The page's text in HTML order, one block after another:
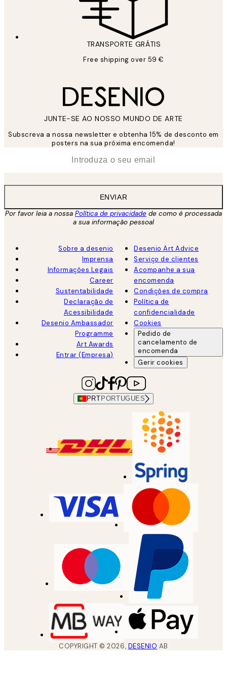
TRANSPORTE GRÁTIS
Free shipping over 59 €
JUNTE-SE AO NOSSO MUNDO DE ARTE
Subscreva a nossa newsletter e obtenha 15% de desconto em
posters na sua próxima encomenda!
ENVIAR
Por favor leia a nossa Política de privacidade de como é processada
a sua informação pessoal
Sobre a desenio
Imprensa
Informações Legais
Career
Sustentabilidade
Declaração de
Acessibilidade
Desenio Ambassador
Programme
Art Awards
Entrar (Empresa)
Desenio Art Advice
Serviço de clientes
Acompanhe a sua
encomenda
Condições de compra
Política de
confidencialidade
Cookies
Pedido de
cancelamento de
encomenda
Gerir cookies
PRT PORTUGUES
COPYRIGHT ©2026, DESENIO AB